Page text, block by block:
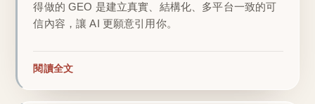
得做的 GEO 是建立真實、結構化、多平台一致的可
信內容，讓 AI 更願意引用你。
閱讀全文